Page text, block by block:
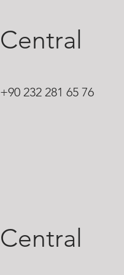
Central
+90 232 281 65 76
Central